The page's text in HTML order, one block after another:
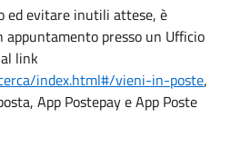
ed evitare inutili attese, è
appuntamento presso un Ufficio
link
index.html#/vieni-in-poste,
App Postepay e App Poste